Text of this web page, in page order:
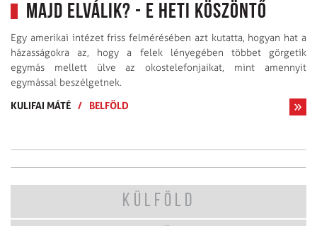
Majd elválik? - E heti köszöntő
Egy amerikai intézet friss felmérésében azt kutatta, hogyan hat a
házasságokra az, hogy a felek lényegében többet görgetik
egymás mellett ülve az okostelefonjaikat, mint amennyit
egymással beszélgetnek.
KULIFAI MÁTÉ / BELFÖLD
KÜLFÖLD